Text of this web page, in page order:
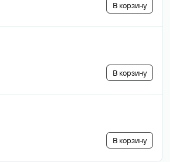
В корзину
В корзину
В корзину